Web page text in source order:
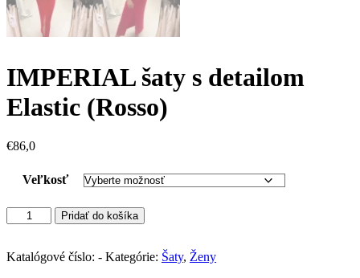
IMPERIAL šaty s detailom
Elastic (Rosso)
€86,0
Veľkosť
množstvo
IMPERIAL
s
Pridať do košíka
Katalógové číslo: - Kategórie: Šaty, Ženy